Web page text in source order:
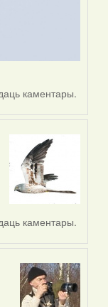
каментары.
каментары.